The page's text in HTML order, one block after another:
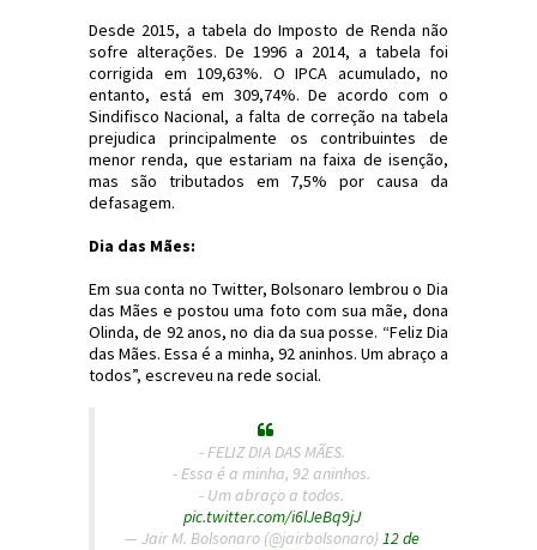
Desde 2015, a tabela do Imposto de Renda não
sofre alterações. De 1996 a 2014, a tabela foi
corrigida em 109,63%. O IPCA acumulado, no
entanto, está em 309,74%. De acordo com o
Sindifisco Nacional, a falta de correção na tabela
prejudica principalmente os contribuintes de
menor renda, que estariam na faixa de isenção,
mas são tributados em 7,5% por causa da
defasagem.
Dia das Mães:
Em sua conta no Twitter, Bolsonaro lembrou o Dia
das Mães e postou uma foto com sua mãe, dona
Olinda, de 92 anos, no dia da sua posse. “Feliz Dia
das Mães. Essa é a minha, 92 aninhos. Um abraço a
todos”, escreveu na rede social.
- FELIZ DIA DAS MÃES.
- Essa é a minha, 92 aninhos.
- Um abraço a todos.
pic.twitter.com/i6lJeBq9jJ
— Jair M. Bolsonaro (@jairbolsonaro) 12 de